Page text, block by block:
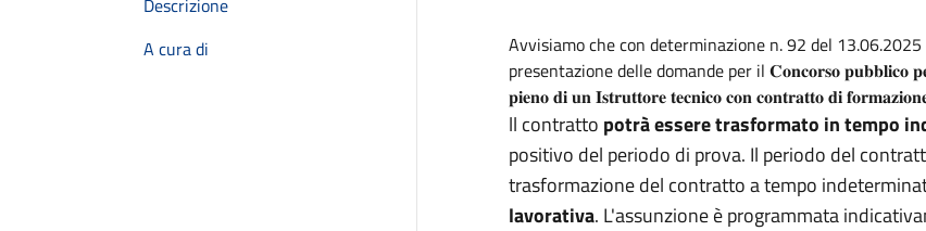
Descrizione
A cura di
Avvisiamo che con determinazione n. 92 del
presentazione delle domande per il 𝐂𝐨𝐧𝐜𝐨𝐫𝐬𝐨 𝐩𝐮𝐛𝐛𝐥𝐢𝐜𝐨
𝐩𝐢𝐞𝐧𝐨 𝐝𝐢 𝐮𝐧 𝐈𝐬𝐭𝐫𝐮𝐭𝐭𝐨𝐫𝐞 𝐭𝐞𝐜𝐧𝐢𝐜𝐨 𝐜𝐨𝐧 𝐜𝐨𝐧𝐭𝐫𝐚𝐭𝐭𝐨 𝐝𝐢
ll contratto potrà essere trasformato in tempo
positivo del periodo di prova. Il periodo del
trasformazione del contratto a tempo
lavorativa. L'assunzione è programmata